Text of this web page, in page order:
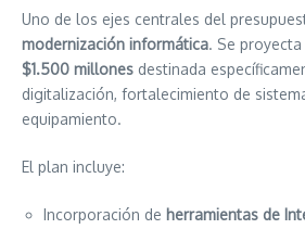
Uno de los ejes centrales del
modernización informática. Se
$1.500 millones destinada
digitalización, fortalecimiento de
equipamiento.
El plan incluye:
Incorporación de herramientas de